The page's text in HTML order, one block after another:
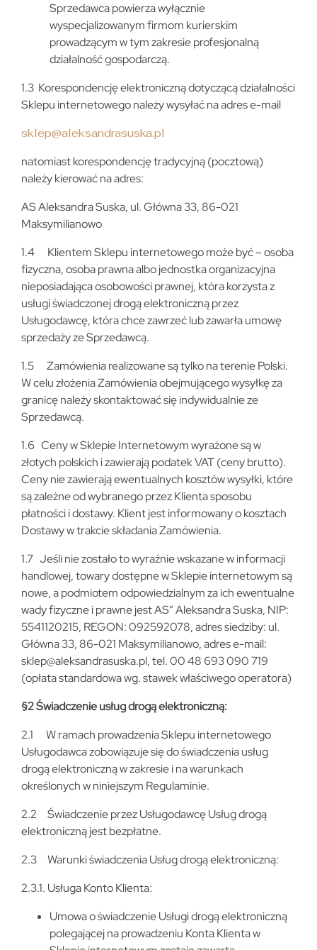
Sprzedawca powierza wyłącznie
wyspecjalizowanym firmom kurierskim
prowadzącym w tym zakresie profesjonalną
działalność gospodarczą.
1.3 Korespondencję elektroniczną dotyczącą działalności
Sklepu internetowego należy wysyłać na adres e-mail
sklep@aleksandrasuska.pl
natomiast korespondencję tradycyjną (pocztową)
należy kierować na adres:
AS Aleksandra Suska, ul. Główna 33, 86-021
Maksymilianowo
1.4 Klientem Sklepu internetowego może być – osoba
fizyczna, osoba prawna albo jednostka organizacyjna
nieposiadająca osobowości prawnej, która korzysta z
usługi świadczonej drogą elektroniczną przez
Usługodawcę, która chce zawrzeć lub zawarła umowę
sprzedaży ze Sprzedawcą.
1.5 Zamówienia realizowane są tylko na terenie Polski.
W celu złożenia Zamówienia obejmującego wysyłkę za
granicę należy skontaktować się indywidualnie ze
Sprzedawcą.
1.6 Ceny w Sklepie Internetowym wyrażone są w
złotych polskich i zawierają podatek VAT (ceny brutto).
Ceny nie zawierają ewentualnych kosztów wysyłki, które
są zależne od wybranego przez Klienta sposobu
płatności i dostawy. Klient jest informowany o kosztach
Dostawy w trakcie składania Zamówienia.
1.7 Jeśli nie zostało to wyraźnie wskazane w informacji
handlowej, towary dostępne w Sklepie internetowym są
nowe, a podmiotem odpowiedzialnym za ich ewentualne
wady fizyczne i prawne jest AS” Aleksandra Suska, NIP:
5541120215, REGON: 092592078, adres siedziby: ul.
Główna 33, 86-021 Maksymilianowo, adres e-mail:
sklep@aleksandrasuska.pl, tel. 00 48 693 090 719
(opłata standardowa wg. stawek właściwego operatora)
§2 Świadczenie usług drogą elektroniczną:
2.1 W ramach prowadzenia Sklepu internetowego
Usługodawca zobowiązuje się do świadczenia usług
drogą elektroniczną w zakresie i na warunkach
określonych w niniejszym Regulaminie.
2.2 Świadczenie przez Usługodawcę Usług drogą
elektroniczną jest bezpłatne.
2.3 Warunki świadczenia Usług drogą elektroniczną:
2.3.1. Usługa Konto Klienta:
Umowa o świadczenie Usługi drogą elektroniczną
polegającej na prowadzeniu Konta Klienta w